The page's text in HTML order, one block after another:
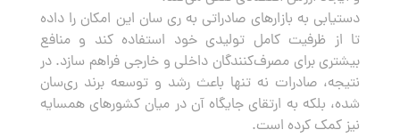
دستیابی به بازارهای صادراتی به ری سان این امکان را داده
تا از ظرفیت کامل تولیدی خود استفاده کند و منافع
بیشتری برای مصرف‌کنندگان داخلی و خارجی فراهم سازد. در
نتیجه، صادرات نه تنها باعث رشد و توسعه برند ری‌سان
شده، بلکه به ارتقای جایگاه آن در میان کشورهای همسایه
نیز کمک کرده است.